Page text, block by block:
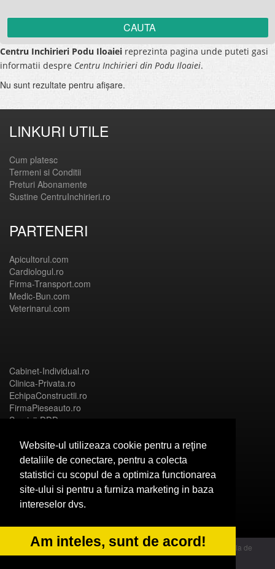
Website-ul utilizeaza cookie pentru a reţine
detaliile de conectare, pentru a colecta
statistici cu scopul de a optimiza functionarea
site-ului si pentru a furniza marketing in baza
intereselor dvs.
Am inteles, sunt de acord!
Centru Inchirieri Podu Iloaiei reprezinta pagina unde puteti gasi
informatii despre Centru Inchirieri din Podu Iloaiei.
Nu sunt rezultate pentru afişare.
LINKURI UTILE
Cum platesc
Termeni si Conditii
Preturi Abonamente
Sustine CentruInchirieri.ro
PARTENERI
Apicultorul.com
Cardiologul.ro
Firma-Transport.com
Medic-Bun.com
Veterinarul.com
Cabinet-Individual.ro
Clinica-Privata.ro
EchipaConstructii.ro
FirmaPieseauto.ro
Servicii-DDD.com
Birouri-Cadastru.ro
CramaVinuri.ro
FirmaTractariAuto.ro
© 2014 Powered by OdinMedia | este inscrisa la Autoritatea Nationala de